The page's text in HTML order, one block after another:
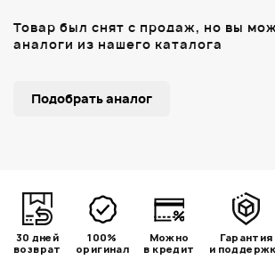
Товар был снят с продаж, но вы
аналоги из нашего каталога
Подобрать аналог
30 дней
возврат
100%
оригинал
Можно
в кредит
Гарантия
и